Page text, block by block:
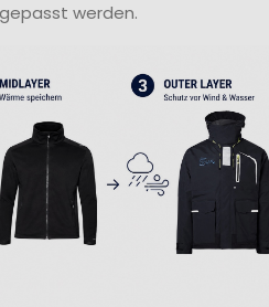
werden.